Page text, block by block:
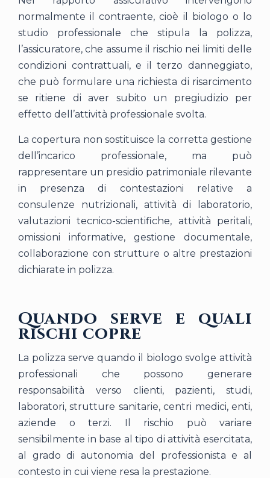
normalmente il contraente, cioè il biologo o lo
studio professionale che stipula la polizza,
l’assicuratore, che assume il rischio nei limiti delle
condizioni contrattuali, e il terzo danneggiato,
che può formulare una richiesta di risarcimento
se ritiene di aver subito un pregiudizio per
effetto dell’attività professionale svolta.
La copertura non sostituisce la corretta gestione
dell’incarico professionale, ma può
rappresentare un presidio patrimoniale rilevante
in presenza di contestazioni relative a
consulenze nutrizionali, attività di laboratorio,
valutazioni tecnico-scientifiche, attività peritali,
omissioni informative, gestione documentale,
collaborazione con strutture o altre prestazioni
dichiarate in polizza.
Quando serve e quali
rischi copre
La polizza serve quando il biologo svolge attività
professionali che possono generare
responsabilità verso clienti, pazienti, studi,
laboratori, strutture sanitarie, centri medici, enti,
aziende o terzi. Il rischio può variare
sensibilmente in base al tipo di attività esercitata,
al grado di autonomia del professionista e al
contesto in cui viene resa la prestazione.